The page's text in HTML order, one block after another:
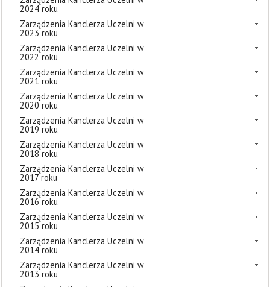
2024 roku
Zarządzenia Kanclerza Uczelni w
2023 roku
Zarządzenia Kanclerza Uczelni w
2022 roku
Zarządzenia Kanclerza Uczelni w
2021 roku
Zarządzenia Kanclerza Uczelni w
2020 roku
Zarządzenia Kanclerza Uczelni w
2019 roku
Zarządzenia Kanclerza Uczelni w
2018 roku
Zarządzenia Kanclerza Uczelni w
2017 roku
Zarządzenia Kanclerza Uczelni w
2016 roku
Zarządzenia Kanclerza Uczelni w
2015 roku
Zarządzenia Kanclerza Uczelni w
2014 roku
Zarządzenia Kanclerza Uczelni w
2013 roku